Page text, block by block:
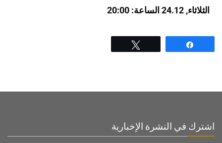
الثلاثاء, 24.12 الساعة: 20:00
اشترك في النشرة الإخبارية